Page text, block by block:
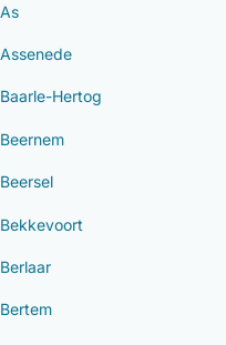
As
Assenede
Baarle-Hertog
Beernem
Beersel
Bekkevoort
Berlaar
Bertem